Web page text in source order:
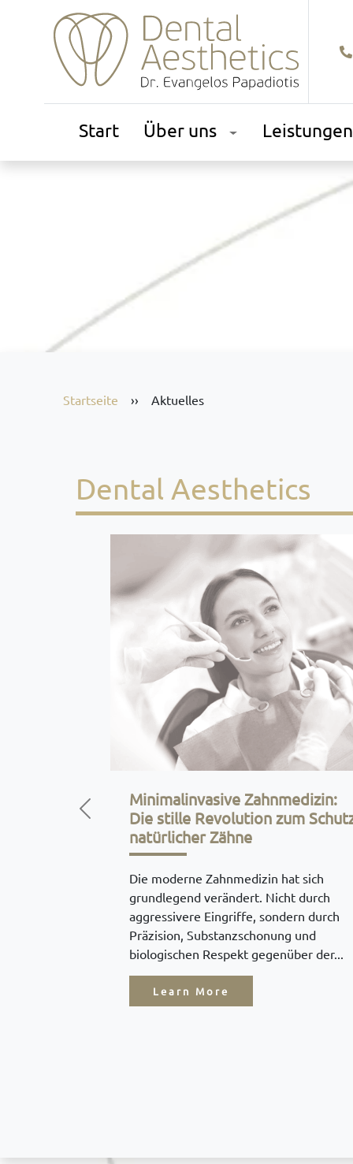
Start Über uns Leistungen
Startseite ›› Aktuelles
Dental Aesthetics
Previous
Minimalinvasive Zahnmedizin:
Die stille Revolution zum
natürlicher Zähne
Die moderne Zahnmedizin hat sich
grundlegend verändert. Nicht durch
aggressivere Eingriffe, sondern durch
Präzision, Substanzschonung und
biologischen Respekt gegenüber der...
Learn More